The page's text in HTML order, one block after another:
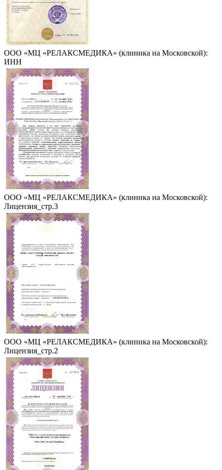
ООО «МЦ «РЕЛАКСМЕДИКА» (клиника на Московской):
ИНН
ООО «МЦ «РЕЛАКСМЕДИКА» (клиника на Московской):
Лицензия_стр.3
ООО «МЦ «РЕЛАКСМЕДИКА» (клиника на Московской):
Лицензия_стр.2